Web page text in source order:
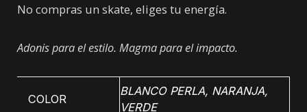
No compras un skate, eliges tu energía.
Adonis para el estilo. Magma para el impacto.
COLOR
BLANCO PERLA, NARANJA,
VERDE